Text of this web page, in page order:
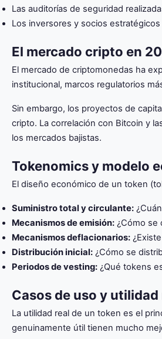
Las auditorías de seguridad
Los inversores y socios
El mercado cripto en
El mercado de criptomonedas ha
institucional, marcos regulatorios
Sin embargo, los proyectos de
cripto. La correlación con Bitcoin y
los mercados bajistas.
Tokenomics y modelo
El diseño económico de un token
Suministro total y circulante:
Mecanismos de emisión: ¿Cómo se
Mecanismos deflacionarios:
Distribución inicial: ¿Cómo se
Periodos de vesting: ¿Qué tokens
Casos de uso y utilidad
La utilidad real de un token es el
genuinamente útil tienen mucho